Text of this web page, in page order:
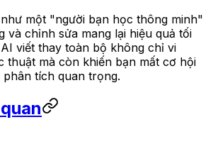
một "người bạn học thông minh"
và chỉnh sửa mang lại hiệu quả tối
viết thay toàn bộ không chỉ vi
thuật mà còn khiến bạn mất cơ hội
tích quan trọng.